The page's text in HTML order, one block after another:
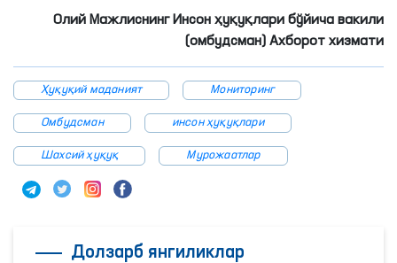
Олий Мажлиснинг Инсон ҳуқуқлари бўйича вакили
(омбудсман) Ахборот хизмати
Ҳуқуқий маданият Мониторинг
Омбудсман инсон ҳуқуқлари
Шахсий ҳуқуқ Мурожаатлар
Долзарб янгиликлар